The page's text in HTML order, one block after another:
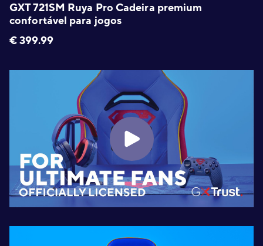
GXT 721SM Ruya Pro Cadeira premium
confortável para jogos
€399.99